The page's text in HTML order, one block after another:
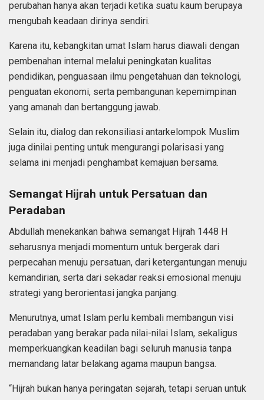
perubahan hanya akan terjadi ketika suatu kaum berupaya
mengubah keadaan dirinya sendiri.
Karena itu, kebangkitan umat Islam harus diawali dengan
pembenahan internal melalui peningkatan kualitas
pendidikan, penguasaan ilmu pengetahuan dan teknologi,
penguatan ekonomi, serta pembangunan kepemimpinan
yang amanah dan bertanggung jawab.
Selain itu, dialog dan rekonsiliasi antarkelompok Muslim
juga dinilai penting untuk mengurangi polarisasi yang
selama ini menjadi penghambat kemajuan bersama.
Semangat Hijrah untuk Persatuan dan
Peradaban
Abdullah menekankan bahwa semangat Hijrah 1448 H
seharusnya menjadi momentum untuk bergerak dari
perpecahan menuju persatuan, dari ketergantungan menuju
kemandirian, serta dari sekadar reaksi emosional menuju
strategi yang berorientasi jangka panjang.
Menurutnya, umat Islam perlu kembali membangun visi
peradaban yang berakar pada nilai-nilai Islam, sekaligus
memperkuangkan keadilan bagi seluruh manusia tanpa
memandang latar belakang agama maupun bangsa.
“Hijrah bukan hanya peringatan sejarah, tetapi seruan untuk